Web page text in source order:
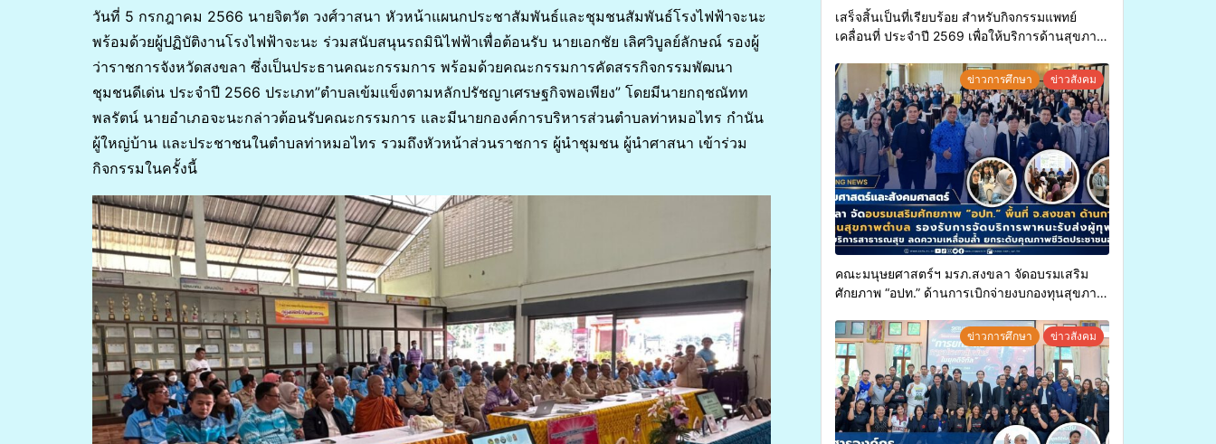
วันที่ 5 กรกฎาคม 2566 นายจิตวัต วงศ์วาสนา หัวหน้าแผนกประชาสัมพันธ์และชุมชนสัมพันธ์โรงไฟฟ้าจะนะ
พร้อมด้วยผู้ปฏิบัติงานโรงไฟฟ้าจะนะ ร่วมสนับสนุนรถมินิไฟฟ้าเพื่อต้อนรับ นายเอกชัย เลิศวิบูลย์ลักษณ์ รองผู้
ว่าราชการจังหวัดสงขลา ซึ่งเป็นประธานคณะกรรมการ พร้อมด้วยคณะกรรมการคัดสรรกิจกรรมพัฒนา
ชุมชนดีเด่น ประจำปี 2566 ประเภท”ตำบลเข้มแข็งตามหลักปรัชญาเศรษฐกิจพอเพียง” โดยมีนายกฤชณัทท
พลรัตน์ นายอำเภอจะนะกล่าวต้อนรับคณะกรรมการ และมีนายกองค์การบริหารส่วนตำบลท่าหมอไทร กำนัน
ผู้ใหญ่บ้าน และประชาชนในตำบลท่าหมอไทร รวมถึงหัวหน้าส่วนราชการ ผู้นำชุมชน ผู้นำศาสนา เข้าร่วม
กิจกรรมในครั้งนี้
เสร็จสิ้นเป็นที่เรียบร้อย สำหรับกิจกรรมแพทย์
เคลื่อนที่ ประจำปี 2569 เพื่อให้บริการด้านสุขภาพ
ข่าวการศึกษา ข่าวสังคม
คณะมนุษยศาสตร์ฯ มรภ.สงขลา จัดอบรมเสริม
ศักยภาพ “อปท.” ด้านการเบิกจ่ายงบกองทุนสุขภาพ
ทุพพลภาพเพื่อเข้ารับบริการสาธารณสุข ลดความ
เหลื่อมล้ำ ยกระดับคุณภาพชีวิตประชาชนอย่าง
ยั่งยืน
ข่าวการศึกษา ข่าวสังคม